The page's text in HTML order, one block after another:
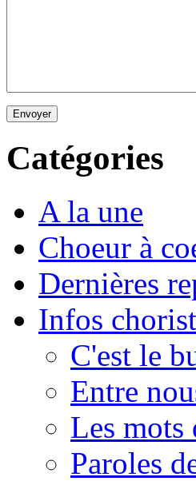
Envoyer
Catégories
A la une
Choeur à
Dernières
Infos
C'est le
Entre
Les mots
Paroles